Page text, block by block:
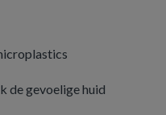
de gevoelige huid